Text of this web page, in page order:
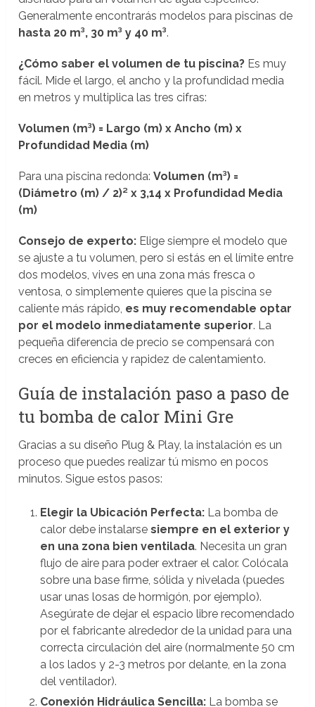
Generalmente encontrarás modelos para piscinas de
hasta 20 m³, 30 m³ y 40 m³.
¿Cómo saber el volumen de tu piscina? Es muy
fácil. Mide el largo, el ancho y la profundidad media
en metros y multiplica las tres cifras:
Volumen (m³) = Largo (m) x Ancho (m) x
Profundidad Media (m)
Para una piscina redonda:Volumen (m³) =
(Diámetro (m) / 2)² x 3,14 x Profundidad Media
(m)
Consejo de experto: Elige siempre el modelo que
se ajuste a tu volumen, pero si estás en el límite entre
dos modelos, vives en una zona más fresca o
ventosa, o simplemente quieres que la piscina se
caliente más rápido, es muy recomendable optar
por el modelo inmediatamente superior. La
pequeña diferencia de precio se compensará con
creces en eficiencia y rapidez de calentamiento.
Guía de instalación paso a paso de
tu bomba de calor Mini Gre
Gracias a su diseño Plug & Play, la instalación es un
proceso que puedes realizar tú mismo en pocos
minutos. Sigue estos pasos:
Elegir la Ubicación Perfecta:La bomba de
calor debe instalarse siempre en el exterior y
en una zona bien ventilada. Necesita un gran
flujo de aire para poder extraer el calor. Colócala
sobre una base firme, sólida y nivelada (puedes
usar unas losas de hormigón, por ejemplo).
Asegúrate de dejar el espacio libre recomendado
por el fabricante alrededor de la unidad para una
correcta circulación del aire (normalmente 50 cm
a los lados y 2-3 metros por delante, en la zona
del ventilador).
Conexión Hidráulica Sencilla:La bomba se